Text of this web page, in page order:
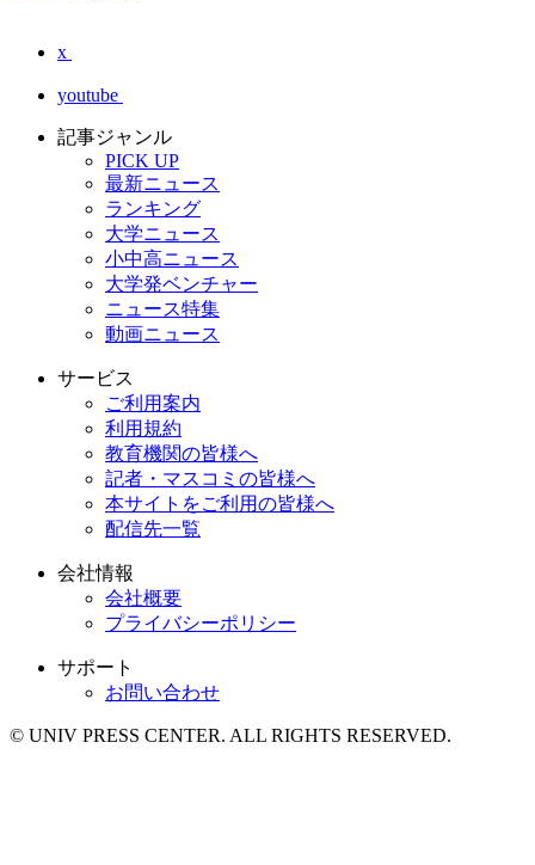
x
youtube
記事ジャンル
PICK UP
最新ニュース
ランキング
大学ニュース
小中高ニュース
大学発ベンチャー
ニュース特集
動画ニュース
サービス
ご利用案内
利用規約
教育機関の皆様へ
記者・マスコミの皆様へ
本サイトをご利用の皆様へ
配信先一覧
会社情報
会社概要
プライバシーポリシー
サポート
お問い合わせ
© UNIV PRESS CENTER. ALL RIGHTS RESERVED.